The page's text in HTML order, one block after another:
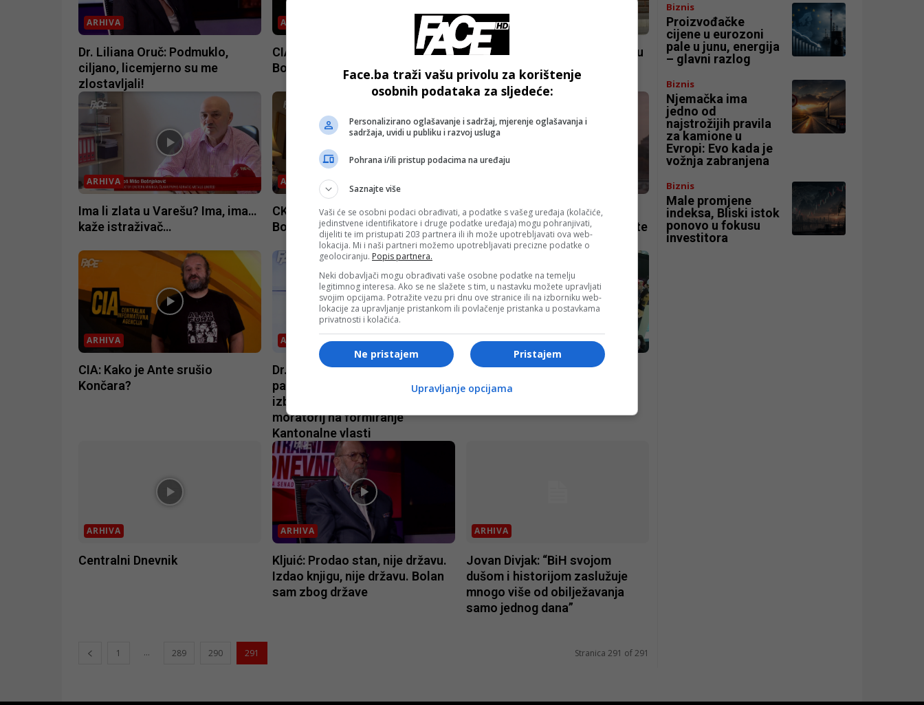
ARHIVA
Dr. Liliana Oruč: Podmuklo,
ciljano, licemjerno su me
zlostavljali!
ARHIVA
CIA: Komandant Vučić: Pucaj po
Bosni, Kosovu, Vojvodini!
ARHIVA
CIK CAK: Ustav u kafani, Inzko u
Americi, Borjana na sudu, Dom
naroda prazan.
ARHIVA
Ima li zlata u Varešu? Ima, ima…
kaže istraživač…
ARHIVA
CKSK, Avdović: Bože, čuvaj
Bosnu i blagoslovi Ameriku!
VOA: Amerika i Bosna nakon
izbora. Republikanci-Demokrate
1:1
ARHIVA
CIA: Kako je Ante srušio
Končara?
ARHIVA
Dr. Ademović: Ja sam ustavni
patriota! CIK mora postupiti po
izbornom zakonu, treba uvesti
moratorij na formiranje
Kantonalne vlasti
ARHIVA
SINKRO fešta u Beogradu!
Bosanski dernek, novih 500
ARHIVA
Centralni Dnevnik
ARHIVA
Kljuić: Prodao stan, nije državu.
Izdao knjigu, nije državu. Bolan
sam zbog države
ARHIVA
Jovan Divjak: “BiH svojom
dušom i historijom zaslužuje
mnogo više od obilježavanja
samo jednog dana”
1 ... 289 290 291 Stranica 291 of 291
Biznis
Proizvođačke
cijene u eurozoni
pale u junu, energija
– glavni razlog
Biznis
Njemačka ima
jedno od
najstrožijih pravila
za kamione u
Evropi: Evo kada je
vožnja zabranjena
Biznis
Male promjene
indeksa, Bliski istok
ponovo u fokusu
investitora
Face.ba traži vašu privolu za korištenje
osobnih podataka za sljedeće:
Personalizirano oglašavanje i sadržaj, mjerenje oglašavanja i
sadržaja, uvidi u publiku i razvoj usluga
Pohrana i/ili pristup podacima na uređaju
Saznajte više
Vaši će se osobni podaci obrađivati, a podatke s vašeg uređaja (kolačiće,
jedinstvene identifikatore i druge podatke uređaja) mogu pohranjivati,
dijeliti te im pristupati 203 partnera ili ih može upotrebljavati ova web-
lokacija. Mi i naši partneri možemo upotrebljavati precizne podatke o
geolociranju. Popis partnera.
Neki dobavljači mogu obrađivati vaše osobne podatke na temelju
legitimnog interesa. Ako se ne slažete s tim, u nastavku možete upravljati
svojim opcijama. Potražite vezu pri dnu ove stranice ili na izborniku web-
lokacije za upravljanje pristankom ili povlačenje pristanka u postavkama
privatnosti i kolačića.
Pristajem
Ne pristajem
Upravljanje opcijama